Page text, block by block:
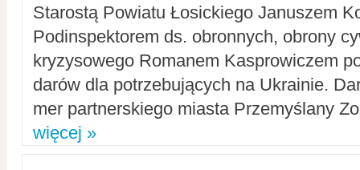
Starostą Powiatu Łosickiego Januszem
Podinspektorem ds. obronnych, obrony
kryzysowego Romanem Kasprowiczem
darów dla potrzebujących na Ukrainie.
mer partnerskiego miasta Przemyślany
więcej »